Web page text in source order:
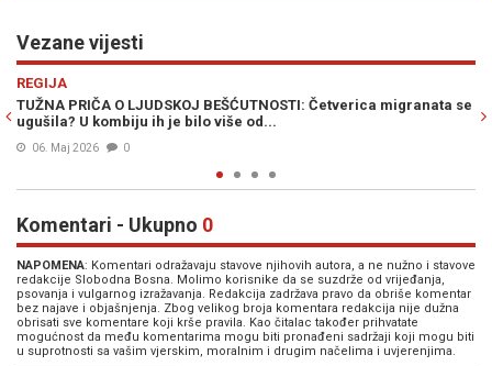
Vezane vijesti
se POTVRĐENA OPTUŽNICA PROTIV AFGANISTANACA:
više osoba na području općine Ilidža
28. Nov. 2025
Komentari - Ukupno 0
NAPOMENA: Komentari odražavaju stavove njihovih autora, a ne nužno i stavove
redakcije Slobodna Bosna. Molimo korisnike da se suzdrže od vrijeđanja,
psovanja i vulgarnog izražavanja. Redakcija zadržava pravo da obriše komentar
bez najave i objašnjenja. Zbog velikog broja komentara redakcija nije dužna
obrisati sve komentare koji krše pravila. Kao čitalac također prihvatate
mogućnost da među komentarima mogu biti pronađeni sadržaji koji mogu biti
u suprotnosti sa vašim vjerskim, moralnim i drugim načelima i uvjerenjima.